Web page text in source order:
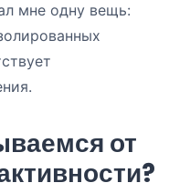
мне одну вещь:
от